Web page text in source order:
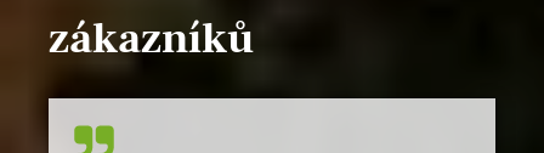
zákazníků